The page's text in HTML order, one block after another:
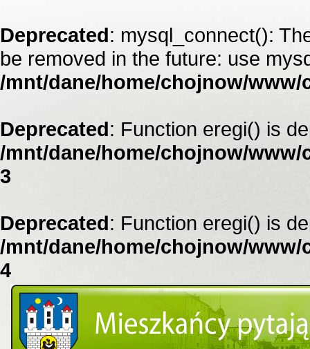
Deprecated: mysql_connect():
be removed in the future: use
/mnt/dane/home/chojnow/
Deprecated: Function eregi() is
/mnt/dane/home/chojnow/
3
Deprecated: Function eregi() is
/mnt/dane/home/chojnow/
4